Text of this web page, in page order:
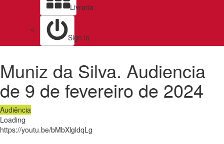
Livraria
Sign in
Muniz da Silva. Audiencia
de 9 de fevereiro de 2024
Audiência
Loading
https://youtu.be/bMbXlgldqLg